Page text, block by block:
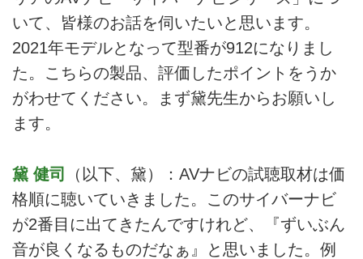
いて、皆様のお話を伺いたいと思います。
2021年モデルとなって型番が912になりまし
た。こちらの製品、評価したポイントをうか
がわせてください。まず黛先生からお願いし
ます。
黛 健司
（以下、黛）：AVナビの試聴取材は価
格順に聴いていきました。このサイバーナビ
が2番目に出てきたんですけれど、『ずいぶん
音が良くなるものだなぁ』と思いました。例